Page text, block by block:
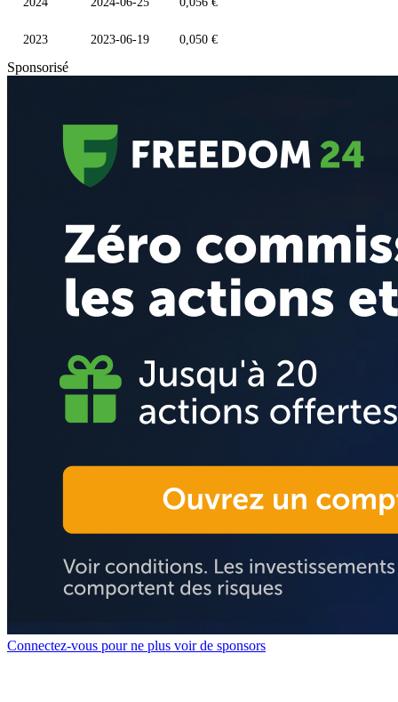
2023 2023-06-19 0,050 €
Sponsorisé
Connectez-vous pour ne plus voir de sponsors